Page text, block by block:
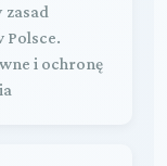
zasad
Polsce.
i ochronę